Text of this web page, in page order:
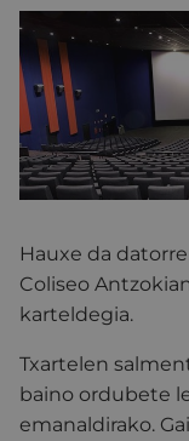
Hauxe da
Coliseo
karteldegia.
Txartelen
baino ordubete
emanaldirako.